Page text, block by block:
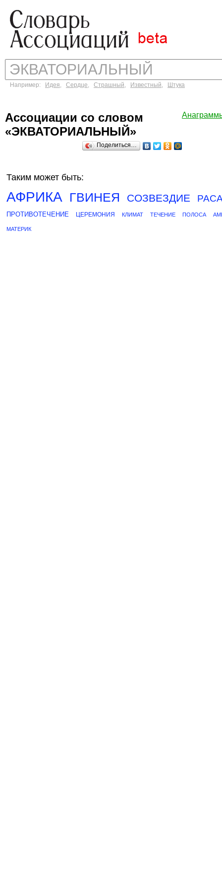
Например: Идея, Сердце, Страшный, Известный, Штука
Ассоциации со словом
«ЭКВАТОРИАЛЬНЫЙ»
Поделиться…
Таким может быть:
АФРИКА ГВИНЕЯ СОЗВЕЗДИЕ
ПРОТИВОТЕЧЕНИЕ ЦЕРЕМОНИЯ КЛИМАТ ТЕЧЕНИЕ ПОЛОСА
МАТЕРИК